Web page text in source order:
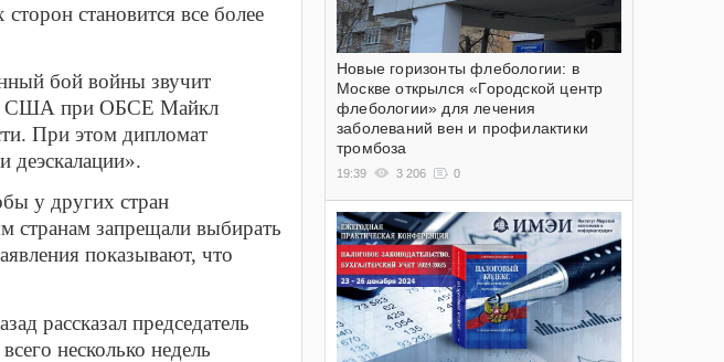
становится все более
бой войны звучит
США при ОБСЕ Майкл
При этом дипломат
деэскалации».
у других стран
запрещали выбирать
показывают, что
рассказал председатель
несколько недель
Новые горизонты флебологии: в
Москве открылся «Городской центр
флебологии» для лечения
заболеваний вен и профилактики
тромбоза
19:39 3 206 0